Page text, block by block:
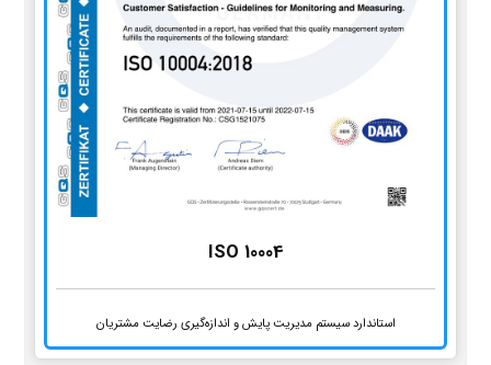
ISO 10004
استاندارد سیستم مدیریت پایش و اندازه‌گیری رضایت مشتریان